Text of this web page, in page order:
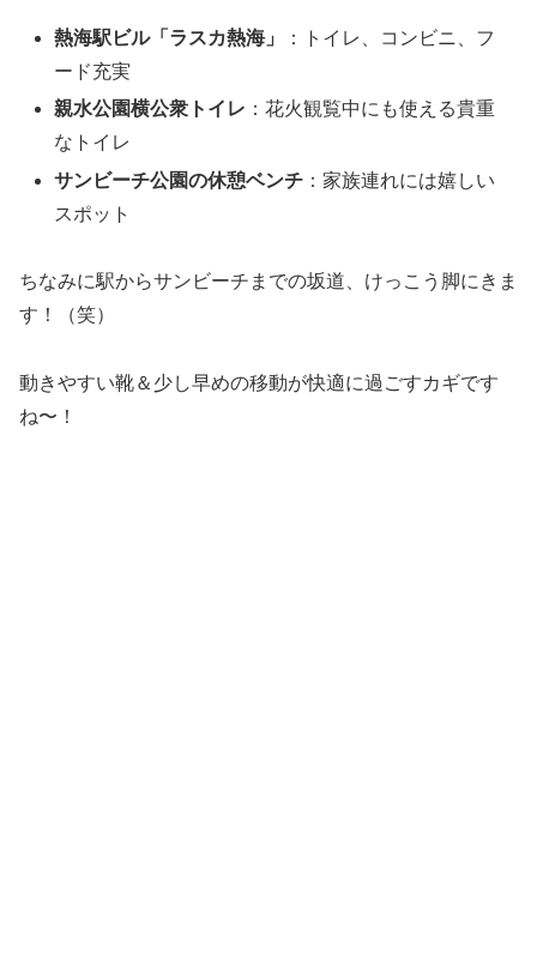
熱海駅ビル「ラスカ熱海」
：トイレ、コンビニ、フ
ード充実
親水公園横公衆トイレ ：花火観覧中にも使える貴重
なトイレ
サンビーチ公園の休憩ベンチ ：家族連れには嬉しい
スポット
ちなみに駅からサンビーチまでの坂道、けっこう脚にきま
す！（笑）
動きやすい靴＆少し早めの移動が快適に過ごすカギです
ね〜！